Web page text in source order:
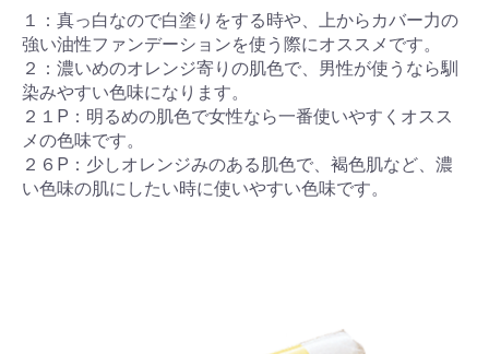
１：真っ白なので白塗りをする時や、上からカバー力の
強い油性ファンデーションを使う際にオススメです。
２：濃いめのオレンジ寄りの肌色で、男性が使うなら馴
染みやすい色味になります。
２１P：明るめの肌色で女性なら一番使いやすくオスス
メの色味です。
２６P：少しオレンジみのある肌色で、褐色肌など、濃
い色味の肌にしたい時に使いやすい色味です。